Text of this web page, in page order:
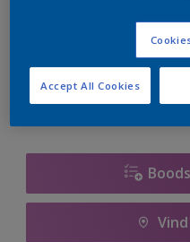
Op dit moment is het
te bestellen. Houd de
er hard aan om de
Accept All Cookies